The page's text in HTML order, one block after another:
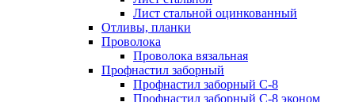
Лист стальной оцинкованный
Отливы, планки
Проволока
Проволока вязальная
Профнастил заборный
Профнастил заборный С-8
Профнастил заборный С-8 эконом